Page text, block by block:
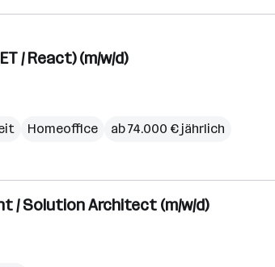
/ React) (m/w/d)
Homeoffice ab 74.000 € jährlich
/ Solution Architect (m/w/d)